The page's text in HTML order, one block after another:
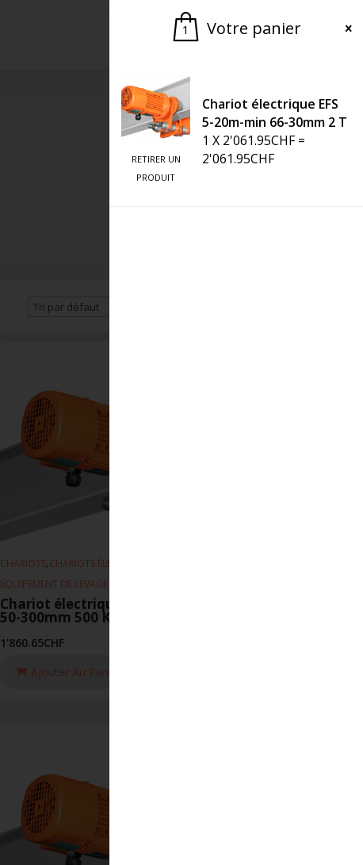
Demander une offre
CHARIOTS,CHARIOTS ÉLECTRIQUE
ÉQUIPEMENT DE LEVAGE
Chariot électrique EFS 5-20m-min
50-300mm 500 KG
1'860.65CHF
Ajouter Au Panier
1 Votre panier
RETIRER UN
PRODUIT
Chariot électrique EFS
5-20m-min 66-30mm 2 T
1 X 2'061.95CHF =
2'061.95CHF